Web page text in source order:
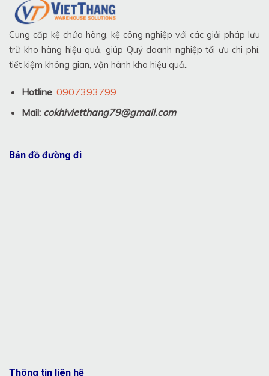
Cung cấp kệ chứa hàng, kệ công nghiệp với các giải pháp lưu
trữ kho hàng hiệu quả, giúp Quý doanh nghiệp tối ưu chi phí,
tiết kiệm không gian, vận hành kho hiệu quả..
Hotline: 0907393799
Mail: cokhivietthang79@gmail.com
Thông tin liên hệ
Bản đồ đường đi